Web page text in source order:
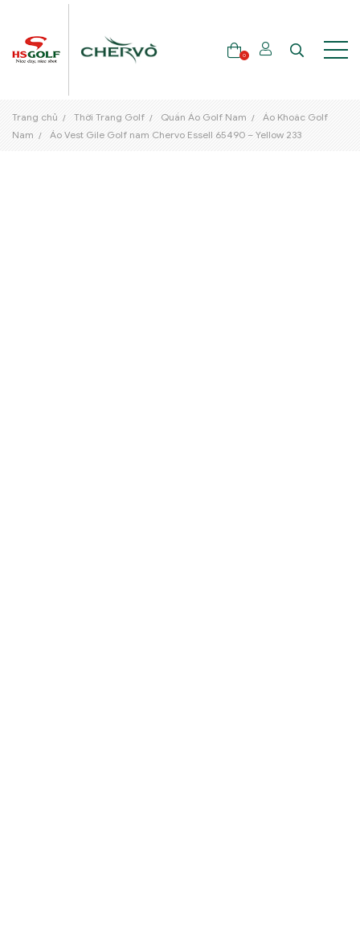
THƯƠNG HIỆU
0
Trang chủ Thời Trang Golf Quần Áo Golf Nam
Áo Khoác Golf
Nam
Áo Vest Gile Golf nam Chervo Essell 65490 – Yellow 233